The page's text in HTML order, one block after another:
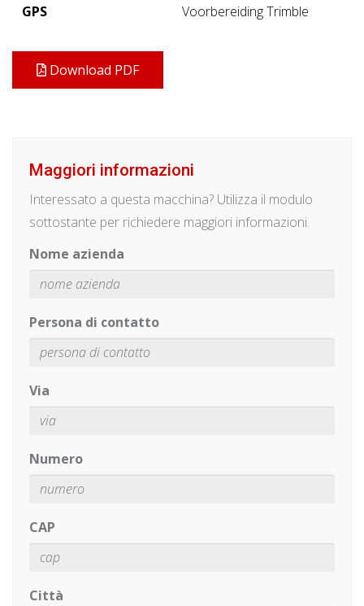
GPS
Voorbereiding Trimble
Download PDF
Maggiori informazioni
Interessato a questa macchina? Utilizza il modulo
sottostante per richiedere maggiori informazioni.
Nome azienda
Persona di contatto
Via
Numero
CAP
Città